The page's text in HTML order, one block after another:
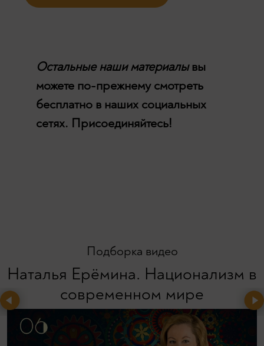
Остальные наши материалывы
можете по-прежнему смотреть
бесплатно в наших социальных
сетях. Присоединяйтесь!
Подборка видео
Наталья Ерёмина. Национализм в
современном мире